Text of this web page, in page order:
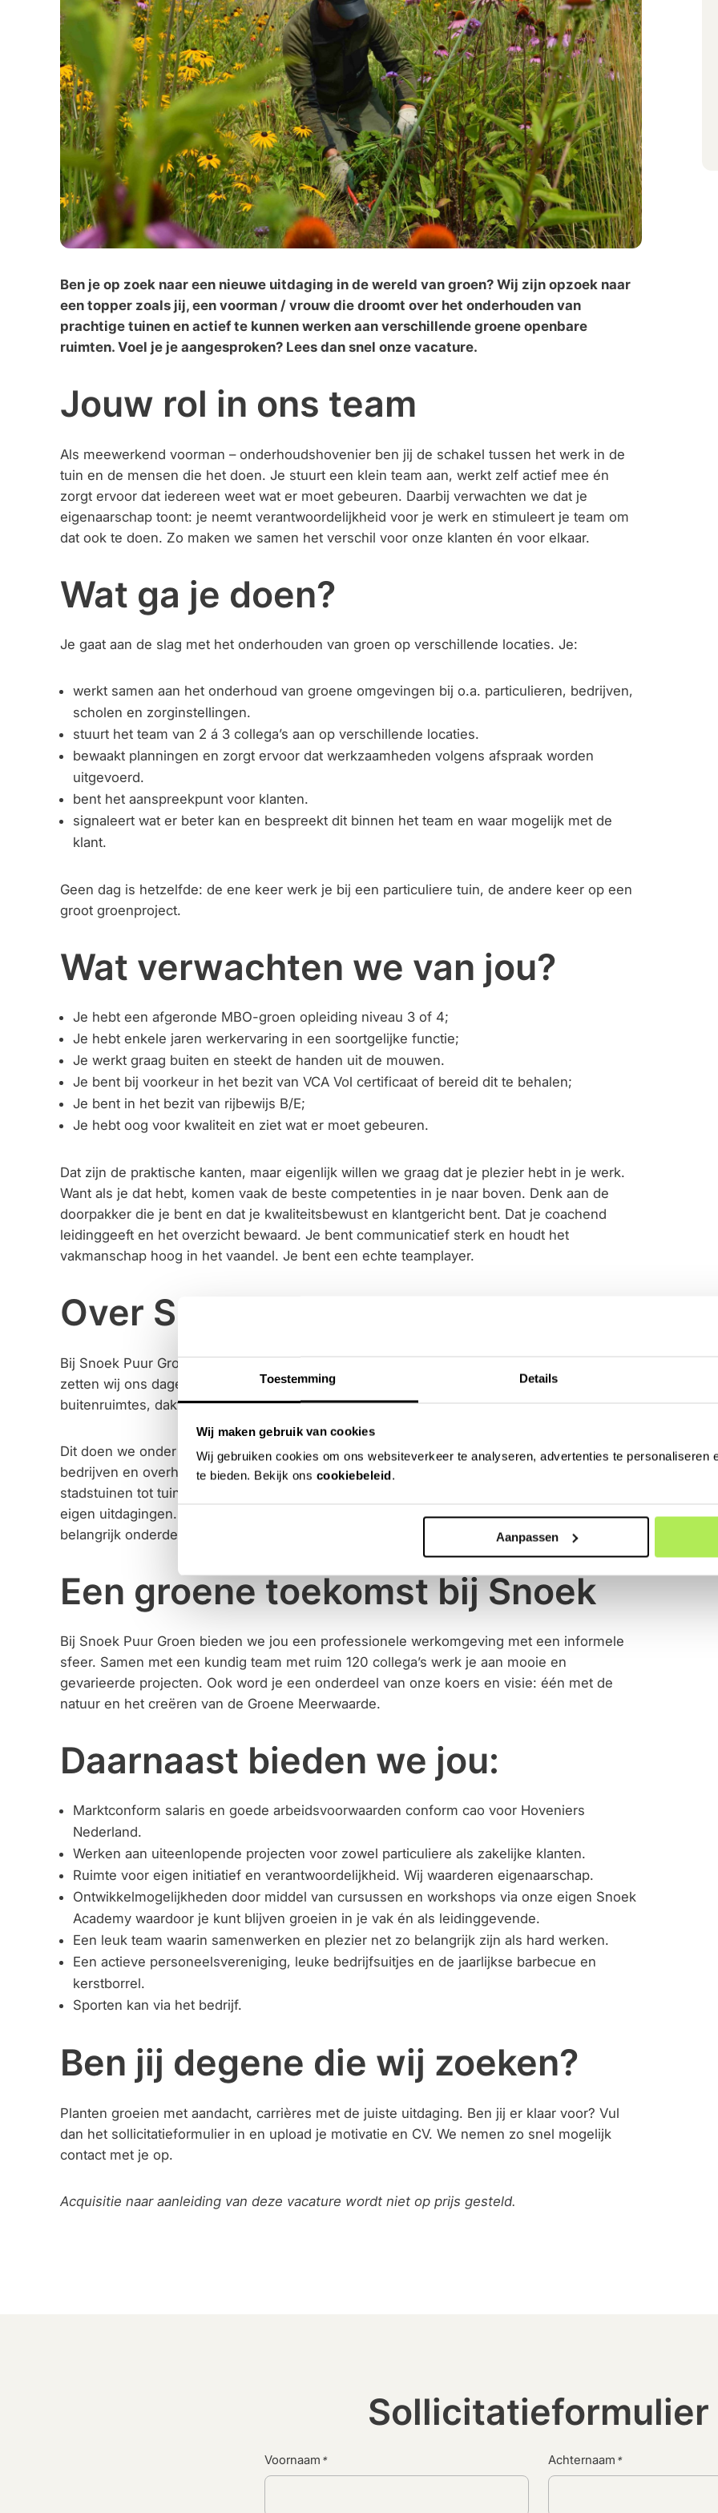
Toestemming Details
Wij maken gebruik van cookies
Wij gebruiken cookies om ons websiteverkeer te analyseren, advertenties te personaliseren
te bieden. Bekijk ons cookiebeleid.
Aanpassen
Ben je op zoek naar een nieuwe uitdaging in de wereld van groen? Wij zijn opzoek naar
een topper zoals jij, een voorman / vrouw die droomt over het onderhouden van
prachtige tuinen en actief te kunnen werken aan verschillende groene openbare
ruimten. Voel je je aangesproken? Lees dan snel onze vacature.
Jouw rol in ons team
Als meewerkend voorman – onderhoudshovenier ben jij de schakel tussen het werk in de
tuin en de mensen die het doen. Je stuurt een klein team aan, werkt zelf actief mee én
zorgt ervoor dat iedereen weet wat er moet gebeuren. Daarbij verwachten we dat je
eigenaarschap toont: je neemt verantwoordelijkheid voor je werk en stimuleert je team om
dat ook te doen. Zo maken we samen het verschil voor onze klanten én voor elkaar.
Wat ga je doen?
Je gaat aan de slag met het onderhouden van groen op verschillende locaties. Je:
werkt samen aan het onderhoud van groene omgevingen bij o.a. particulieren, bedrijven,
scholen en zorginstellingen.
stuurt het team van 2 á 3 collega’s aan op verschillende locaties.
bewaakt planningen en zorgt ervoor dat werkzaamheden volgens afspraak worden
uitgevoerd.
bent het aanspreekpunt voor klanten.
signaleert wat er beter kan en bespreekt dit binnen het team en waar mogelijk met de
klant.
Geen dag is hetzelfde: de ene keer werk je bij een particuliere tuin, de andere keer op een
groot groenproject.
Wat verwachten we van jou?
Je hebt een afgeronde MBO-groen opleiding niveau 3 of 4;
Je hebt enkele jaren werkervaring in een soortgelijke functie;
Je werkt graag buiten en steekt de handen uit de mouwen.
Je bent bij voorkeur in het bezit van VCA Vol certificaat of bereid dit te behalen;
Je bent in het bezit van rijbewijs B/E;
Je hebt oog voor kwaliteit en ziet wat er moet gebeuren.
Dat zijn de praktische kanten, maar eigenlijk willen we graag dat je plezier hebt in je werk.
Want als je dat hebt, komen vaak de beste competenties in je naar boven. Denk aan de
doorpakker die je bent en dat je kwaliteitsbewust en klantgericht bent. Dat je coachend
leidinggeeft en het overzicht bewaard. Je bent communicatief sterk en houdt het
vakmanschap hoog in het vaandel. Je bent een echte teamplayer.
Over Snoek Puur Groen
Bij Snoek Puur Groen geloven we dat een groene omgeving meerwaarde creëert. Daarom
zetten wij ons dagelijks in voor het ontwerpen, aanleggen en onderhouden van tuinen,
buitenruimtes, daktuinen, (semi-)openbaar groen, natuurspeelplekken en meer.
Dit doen we onder andere voor woningcorporaties, zorginstellingen, onderwijsinstellingen,
bedrijven en overheidsinstellingen. Onze projecten zijn divers: van vakantieparken en
stadstuinen tot tuinen van zorginstellingen en schoolpleinen. Elk project is uniek, met zijn
eigen uitdagingen. We werken met passie en maatschappelijke verantwoordelijkheid is een
belangrijk onderdeel van ons werk.
Een groene toekomst bij Snoek
Bij Snoek Puur Groen bieden we jou een professionele werkomgeving met een informele
sfeer. Samen met een kundig team met ruim 120 collega’s werk je aan mooie en
gevarieerde projecten. Ook word je een onderdeel van onze koers en visie: één met de
natuur en het creëren van de Groene Meerwaarde.
Daarnaast bieden we jou:
Marktconform salaris en goede arbeidsvoorwaarden conform cao voor Hoveniers
Nederland.
Werken aan uiteenlopende projecten voor zowel particuliere als zakelijke klanten.
Ruimte voor eigen initiatief en verantwoordelijkheid. Wij waarderen eigenaarschap.
Ontwikkelmogelijkheden door middel van cursussen en workshops via onze eigen Snoek
Academy waardoor je kunt blijven groeien in je vak én als leidinggevende.
Een leuk team waarin samenwerken en plezier net zo belangrijk zijn als hard werken.
Een actieve personeelsvereniging, leuke bedrijfsuitjes en de jaarlijkse barbecue en
kerstborrel.
Sporten kan via het bedrijf.
Ben jij degene die wij zoeken?
Planten groeien met aandacht, carrières met de juiste uitdaging. Ben jij er klaar voor? Vul
dan het sollicitatieformulier in en upload je motivatie en CV. We nemen zo snel mogelijk
contact met je op.
Acquisitie naar aanleiding van deze vacature wordt niet op prijs gesteld.
Sollicitatieformulier
Voornaam * Achternaam *